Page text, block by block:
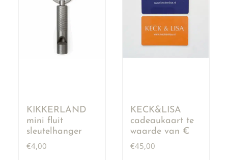
KIKKERLAND
mini fluit
sleutelhanger
€4,00
KECK&LISA
cadeaukaart te
waarde van €
50,00
€45,00